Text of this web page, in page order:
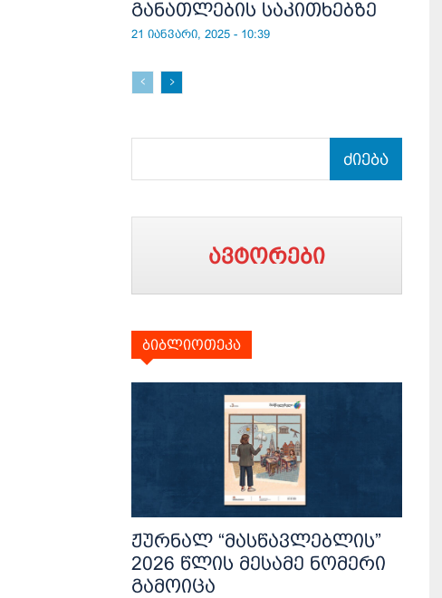
განათლების საკითხებზე
21 იანვარი, 2025 - 10:39
ძიება
ავტორები
ბიბლიოთეკა
ჟურნალ “მასწავლებლის”
2026 წლის მესამე ნომერი
გამოიცა